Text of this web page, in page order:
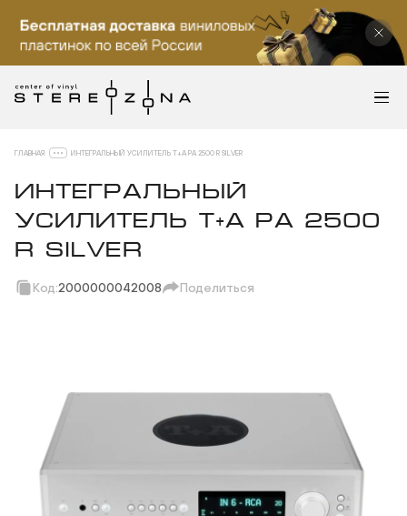
ГЛАВНАЯ ИНТЕГРАЛЬНЫЙ УСИЛИТЕЛЬ T+A PA 2500 R SILVER
ИНТЕГРАЛЬНЫЙ
УСИЛИТЕЛЬ T+A PA 2500
R SILVER
Код:2000000042008 Поделиться
Одноклассники